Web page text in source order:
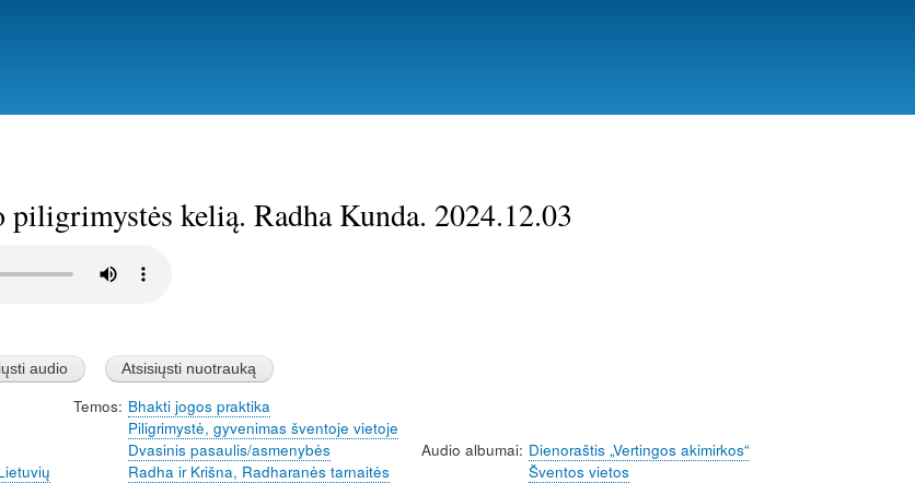
piligrimystės kelią. Radha Kunda. 2024.12.03
Temos Bhakti jogos praktika
Piligrimystė, gyvenimas šventoje vietoje
Dvasinis pasaulis/asmenybės
Radha ir Krišna, Radharanės tarnaitės
Audio albumai Dienoraštis „Vertingos akimirkos“
Šventos vietos